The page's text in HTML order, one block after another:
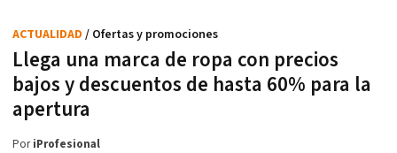
Llega una marca de ropa con precios
bajos y descuentos de hasta 60% para la
apertura
ACTUALIDAD / Ofertas y promociones
PoriProfesional